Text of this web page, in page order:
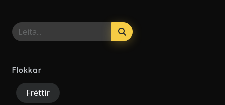
Flokkar
Fréttir